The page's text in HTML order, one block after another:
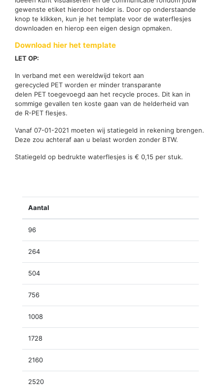
gewenste etiket hierdoor helder is. Door op onderstaande
knop te klikken, kun je het template voor de waterflesjes
downloaden en hierop een eigen design opmaken.
Download hier het template
LET OP:
In verband met een wereldwijd tekort aan
gerecycled PET worden er minder transparante
delen PET toegevoegd aan het recycle proces. Dit kan in
sommige gevallen ten koste gaan van de helderheid van
de R-PET flesjes.
Vanaf 07-01-2021 moeten wij statiegeld in rekening brengen.
Deze zou achteraf aan u belast worden zonder BTW.
Statiegeld op bedrukte waterflesjes is € 0,15 per stuk.
Aantal
96
264
504
756
1008
1728
2160
2520